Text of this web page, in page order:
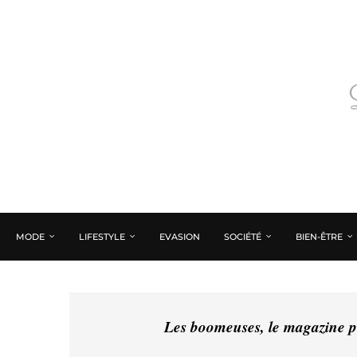
MODE LIFESTYLE EVASION SOCIÉTÉ BIEN-ÊTRE
Les boomeuses, le